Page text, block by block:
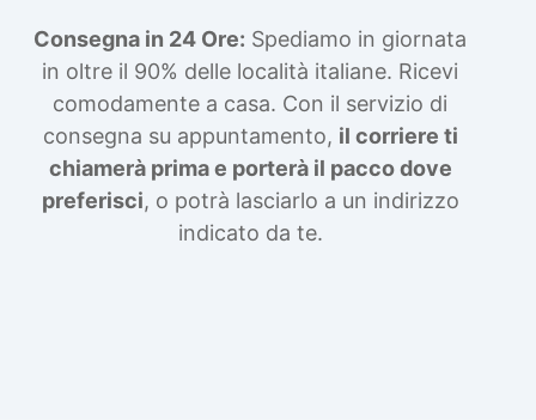
Consegna in 24 Ore: Spediamo in giornata
in oltre il 90% delle località italiane. Ricevi
comodamente a casa. Con il servizio di
consegna su appuntamento, il corriere ti
chiamerà prima e porterà il pacco dove
preferisci, o potrà lasciarlo a un indirizzo
indicato da te.